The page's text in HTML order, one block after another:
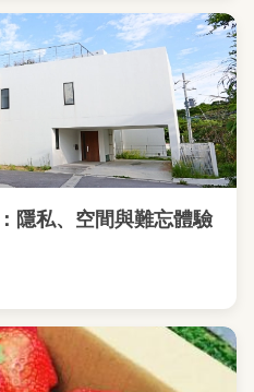
隱私、空間與難忘體驗